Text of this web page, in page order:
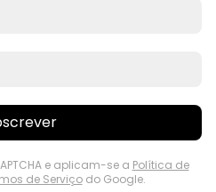
e aplicam-se a Política de
de Serviçodo Google.